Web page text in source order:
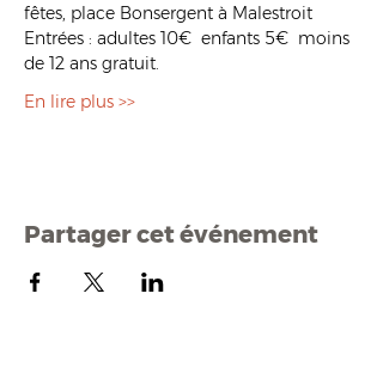
fêtes, place Bonsergent à Malestroit
Entrées : adultes 10€  enfants 5€  moins
de 12 ans gratuit.
En lire plus >>
Partager cet événement